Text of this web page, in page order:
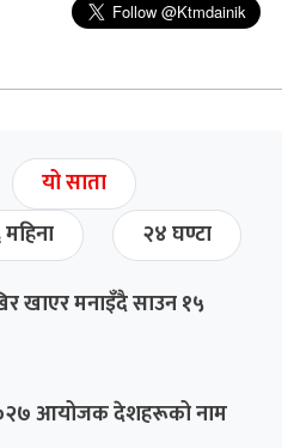
यो साता
२४ घण्टा
खाएर मनाइँदै साउन १५
आयोजक देशहरूको नाम